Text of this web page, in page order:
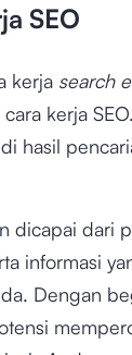
SEO
kerja search
kerja
hasil
dicapai dari
informasi
Dengan